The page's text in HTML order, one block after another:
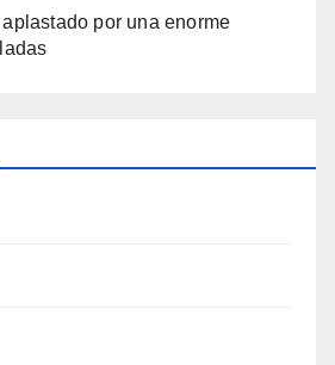
por una enorme